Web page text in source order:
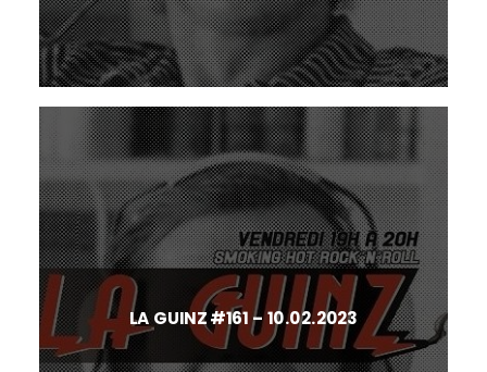
LA GUINZ #161 – 10.02.2023